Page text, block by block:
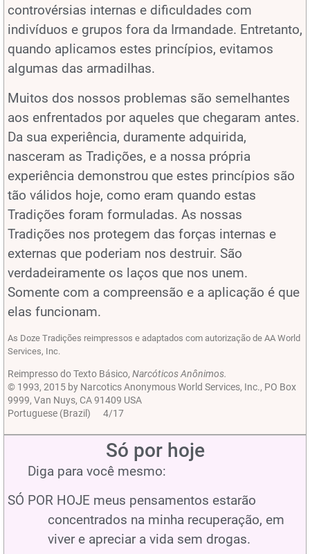
controvérsias internas e dificuldades com
indivíduos e grupos fora da Irmandade. Entretanto,
quando aplicamos estes princípios, evitamos
algumas das armadilhas.
Muitos dos nossos problemas são semelhantes
aos enfrentados por aqueles que chegaram antes.
Da sua experiência, duramente adquirida,
nasceram as Tradições, e a nossa própria
experiência demonstrou que estes princípios são
tão válidos hoje, como eram quando estas
Tradições foram formuladas. As nossas
Tradições nos protegem das forças internas e
externas que poderiam nos destruir. São
verdadeiramente os laços que nos unem.
Somente com a compreensão e a aplicação é que
elas funcionam.
As Doze Tradições reimpressos e adaptados com autorização de AA World
Services, Inc.
Reimpresso do Texto Básico, Narcóticos Anônimos.
© 1993, 2015 by Narcotics Anonymous World Services, Inc., PO Box
9999, Van Nuys, CA 91409 USA
Portuguese (Brazil) 4/17
Só por hoje
Diga para você mesmo:
SÓ POR HOJE meus pensamentos estarão
concentrados na minha recuperação, em
viver e apreciar a vida sem drogas.